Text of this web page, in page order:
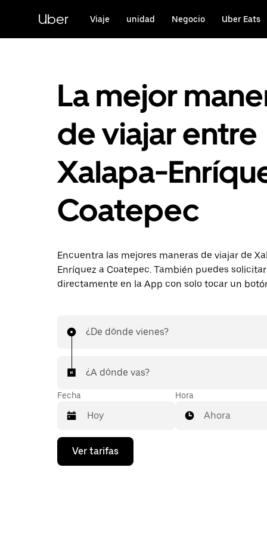
contenido
principal
Uber Viaje unidad Negocio Uber Eats
La mejor
de viajar entre
Xalapa-
Coatepec
Encuentra las mejores maneras de viajar de
Enríquez a Coatepec. También puedes
directamente en la App con solo tocar un
¿De dónde vienes?
¿A dónde vas?
Fecha
Presiona
flecha
Hora
Ahora
Ver tarifas